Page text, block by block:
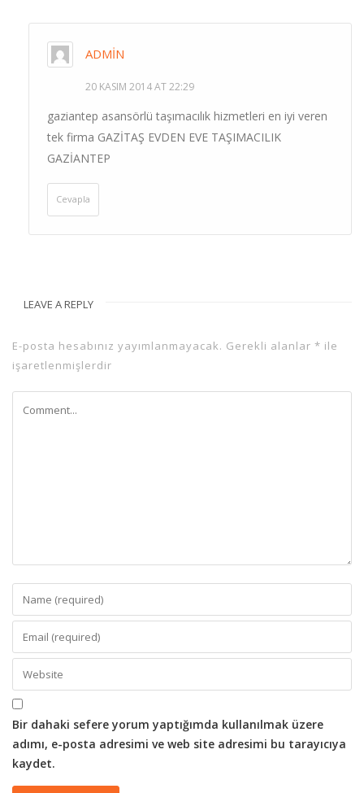
ADMIN
20 KASIM 2014 AT 22:29
gaziantep asansörlü taşımacılık hizmetleri en iyi veren
tek firma GAZİTAŞ EVDEN EVE TAŞIMACILIK
GAZİANTEP
Cevapla
LEAVE A REPLY
E-posta hesabınız yayımlanmayacak. Gerekli alanlar * ile
işaretlenmişlerdir
Bir dahaki sefere yorum yaptığımda kullanılmak üzere
adımı, e-posta adresimi ve web site adresimi bu tarayıcıya
kaydet.